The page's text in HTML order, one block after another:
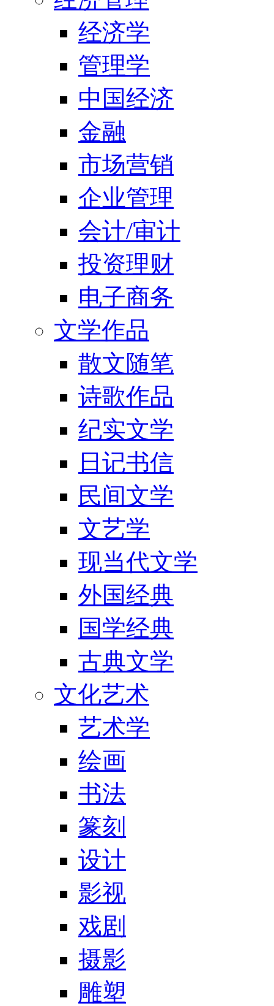
经济学
管理学
中国经济
金融
市场营销
企业管理
会计/审计
投资理财
电子商务
文学作品
散文随笔
诗歌作品
纪实文学
日记书信
民间文学
文艺学
现当代文学
外国经典
国学经典
古典文学
文化艺术
艺术学
绘画
书法
篆刻
设计
影视
戏剧
摄影
雕塑